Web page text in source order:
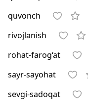
quvonch
rivojlanish
rohat-farog‘at
sayr-sayohat
sevgi-sadoqat